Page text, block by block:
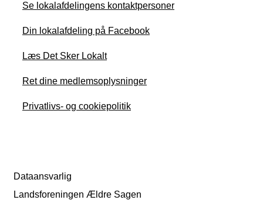
Se lokalafdelingens kontaktpersoner
Din lokalafdeling på Facebook
Læs Det Sker Lokalt
Ret dine medlemsoplysninger
Privatlivs- og cookiepolitik
Dataansvarlig
Landsforeningen Ældre Sagen